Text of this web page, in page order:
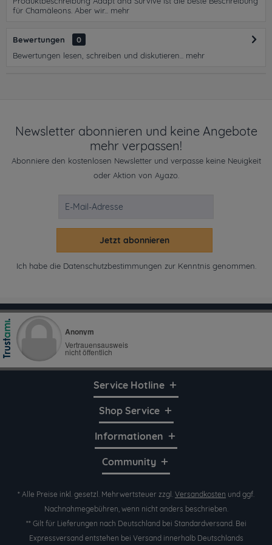
für Chamäleons. Aber wir...
mehr
Bewertungen
0
Bewertungen lesen, schreiben und diskutieren...
mehr
Newsletter abonnieren und keine Angebote
mehr verpassen!
Abonniere den kostenlosen Newsletter und verpasse keine Neuigkeit
oder Aktion von Ayazo.
Jetzt abonnieren
Ich habe die Datenschutzbestimmungen zur Kenntnis genommen.
Service Hotline
Shop Service
Informationen
Community
* Alle Preise inkl. gesetzl. Mehrwertsteuer zzgl. Versandkosten und ggf.
Nachnahmegebühren, wenn nicht anders beschrieben.
** Gilt für Lieferungen nach Deutschland bei Standardversand. Bei
Expressversand entstehen bei Versand innerhalb Deutschlands